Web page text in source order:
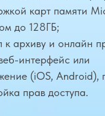
карт памяти
до 128ГБ;
к архиву и онлайн
интерфейс или
(iOS, Android),
прав доступа.